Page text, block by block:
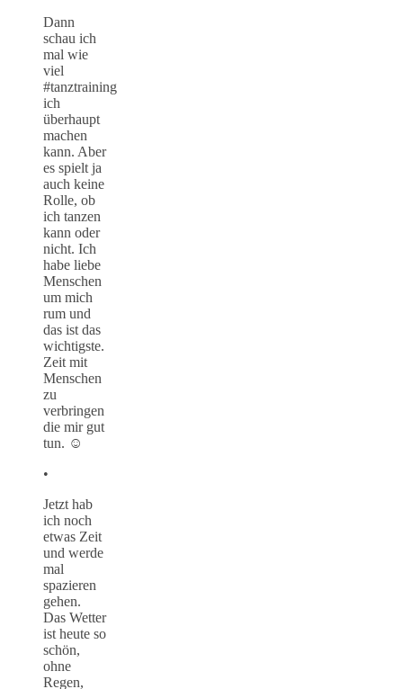
Dann
schau ich
mal wie
viel
#tanztraining
ich
überhaupt
machen
kann. Aber
es spielt ja
auch keine
Rolle, ob
ich tanzen
kann oder
nicht. Ich
habe liebe
Menschen
um mich
rum und
das ist das
wichtigste.
Zeit mit
Menschen
zu
verbringen
die mir gut
tun. ☺️
•
Jetzt hab
ich noch
etwas Zeit
und werde
mal
spazieren
gehen.
Das Wetter
ist heute so
schön,
ohne
Regen,